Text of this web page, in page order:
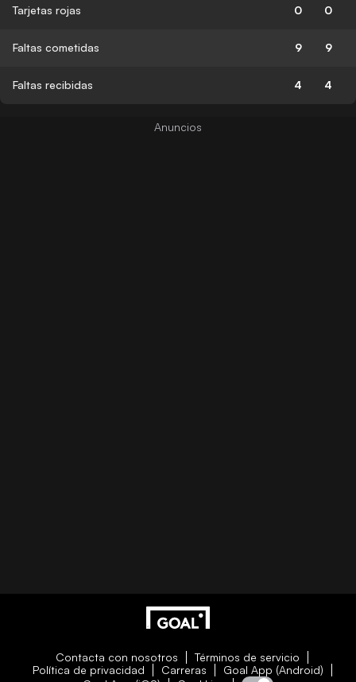
Tarjetas rojas 0 0
Faltas cometidas 9 9
Faltas recibidas 4 4
Contacta con nosotros
Términos de servicio
Política de privacidad
Carreras
Goal App (Android)